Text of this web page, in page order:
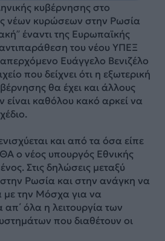
κυβέρνησης στο
νέων κυρώσεων στην Ρωσία
έναντι της Ευρωπαϊκής
του νέου ΥΠΕΞ
Ευάγγελο Βενιζέλο
που δείχνει ότι η εξωτερική
θα έχει και άλλους
είναι καθόλου κακό αρκεί να
και από τα όσα είπε
ο νέος υπουργός Εθνικής
Στις δηλώσεις μεταξύ
Ρωσία και στην ανάγκη να
με την Μόσχα για να
όλα η λειτουργία των
που διαθέτουν οι